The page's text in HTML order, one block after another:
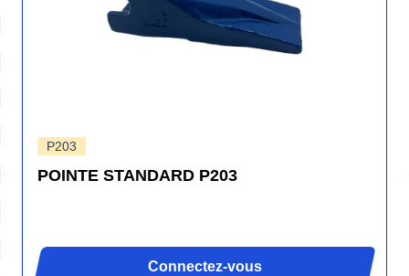
P203
POINTE STANDARD P203
Connectez-vous